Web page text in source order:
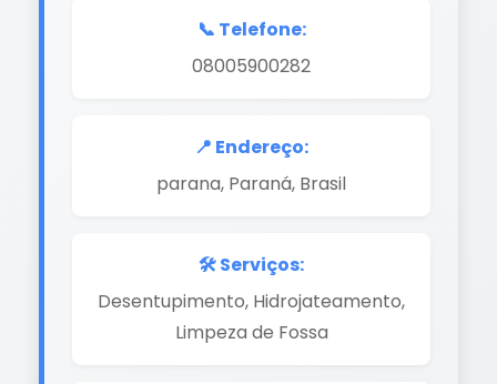
📞 Telefone:
08005900282
📍 Endereço:
parana, Paraná, Brasil
🛠️ Serviços:
Desentupimento, Hidrojateamento,
Limpeza de Fossa